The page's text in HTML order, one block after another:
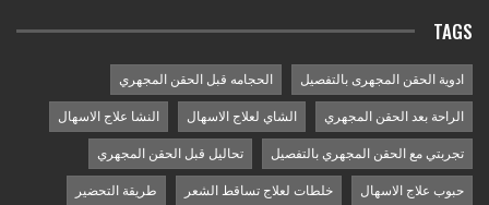
TAGS
ادوية الحقن المجهرى بالتفصيل الحجامه قبل الحقن المجهري
الراحة بعد الحقن المجهري الشاي لعلاج الاسهال النشا علاج الاسهال
تجربتي مع الحقن المجهري بالتفصيل تحاليل قبل الحقن المجهري
حبوب علاج الاسهال خلطات لعلاج تساقط الشعر طريقة التحضير